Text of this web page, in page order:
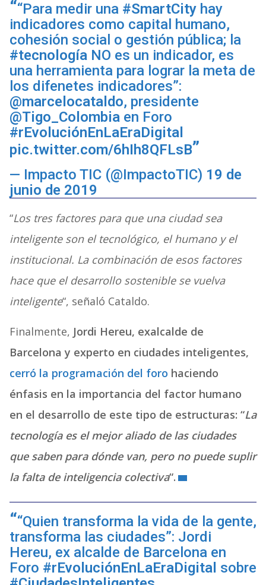
“Para medir una #SmartCityhay
indicadores como capital humano,
cohesión social o gestión pública; la
#tecnologíaNO es un indicador, es
una herramienta para lograr la meta de
los difenetes indicadores”:
@marcelocataldo, presidente
@Tigo_Colombiaen Foro
#rEvoluciónEnLaEraDigital
pic.twitter.com/6hIh8QFLsB
— Impacto TIC (@ImpactoTIC) 19 de
junio de 2019
“Los tres factores para que una ciudad sea
inteligente son el tecnológico, el humano y el
institucional. La combinación de esos factores
hace que el desarrollo sostenible se vuelva
inteligente“, señaló Cataldo.
Finalmente, Jordi Hereu, exalcalde de
Barcelona y experto en ciudades inteligentes,
cerró la programación del foro haciendo
énfasis en la importancia del factor humano
en el desarrollo de este tipo de estructuras: “La
tecnología es el mejor aliado de las ciudades
que saben para dónde van, pero no puede suplir
la falta de inteligencia colectiva“.
“Quien transforma la vida de la gente,
transforma las ciudades”: Jordi
Hereu, ex alcalde de Barcelona en
Foro #rEvoluciónEnLaEraDigital sobre